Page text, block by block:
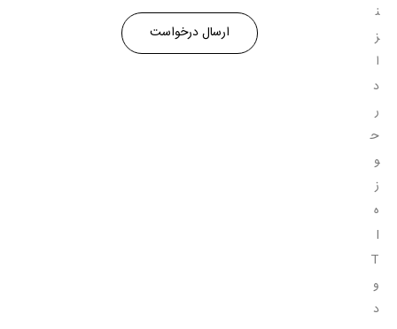
ن
ز
ا
د
ر
ح
و
ز
ه
I
T
و
د